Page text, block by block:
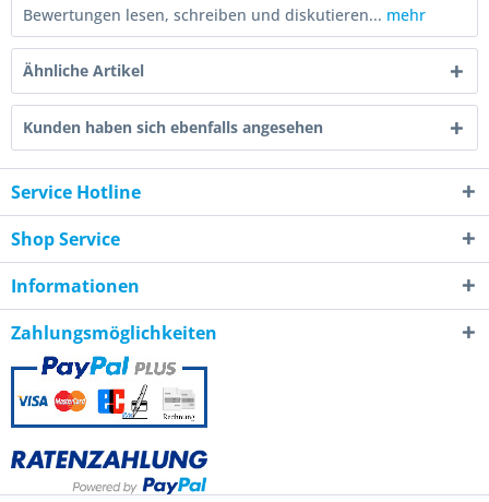
Bewertungen lesen, schreiben und diskutieren... mehr
Ähnliche Artikel
Kunden haben sich ebenfalls angesehen
Service Hotline
Shop Service
Informationen
Zahlungsmöglichkeiten